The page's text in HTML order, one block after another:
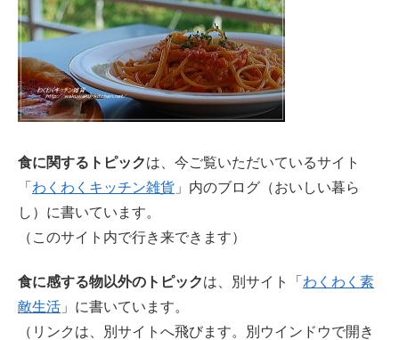
食に関するトピックは、今ご覧いただいているサイト
「 わくわくキッチン雑貨 」内のブログ（おいしい暮ら
し）に書いています。
（このサイト内で行き来できます）
食に感する物以外のトピックは、別サイト「 わくわく素
敵生活 」に書いています。
（リンクは、別サイトへ飛びます。別ウインドウで開き